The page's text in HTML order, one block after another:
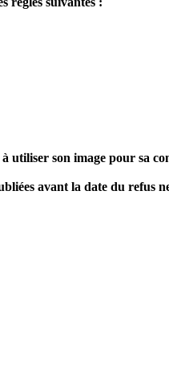
son image pour sa
avant la date du refus